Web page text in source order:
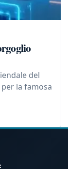
del
la famosa